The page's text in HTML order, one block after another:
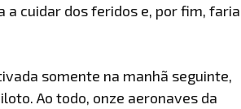
cuidar dos feridos e, por fim, faria
somente na manhã seguinte,
Ao todo, onze aeronaves da